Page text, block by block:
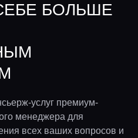
БОЛЬШЕ
услуг премиум-
менеджера для
всех ваших вопросов и